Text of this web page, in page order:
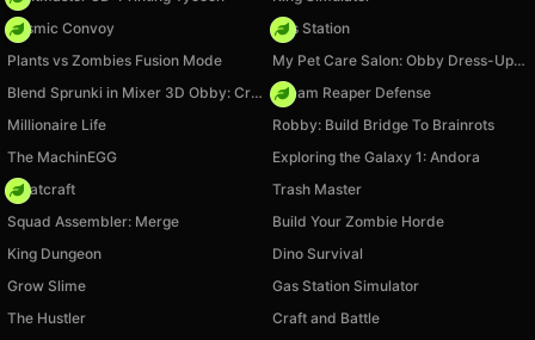
Cosmic Convoy
Gas Station
Plants vs Zombies Fusion Mode
My Pet Care Salon: Obby Dress-Up 3D
Blend Sprunki in Mixer 3D Obby: Create Your Own Sprunki Dream Reaper Defense
Millionaire Life
Robby: Build Bridge To Brainrots
The MachinEGG
Exploring the Galaxy 1: Andora
Whatcraft
Trash Master
Squad Assembler: Merge
Build Your Zombie Horde
King Dungeon
Dino Survival
Grow Slime
Gas Station Simulator
The Hustler
Craft and Battle